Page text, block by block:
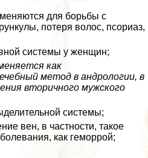
для борьбы с
потеря волос, псориаз,
системы у женщин;
как
метод в андрологии, в
вторичного мужского
системы;
вен, в частности, такое
как геморрой;